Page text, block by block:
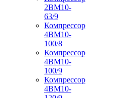
2ВМ10-
63/9
Компрессор
4ВМ10-
100/8
Компрессор
4ВМ10-
100/9
Компрессор
4ВМ10-